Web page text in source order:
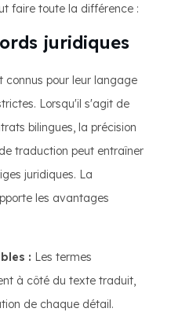
faire toute la différence :
juridiques
connus pour leur langage
Lorsqu'il s'agit de
bilingues, la précision
traduction peut entraîner
juridiques. La
les avantages
: Les termes
à côté du texte traduit,
de chaque détail.